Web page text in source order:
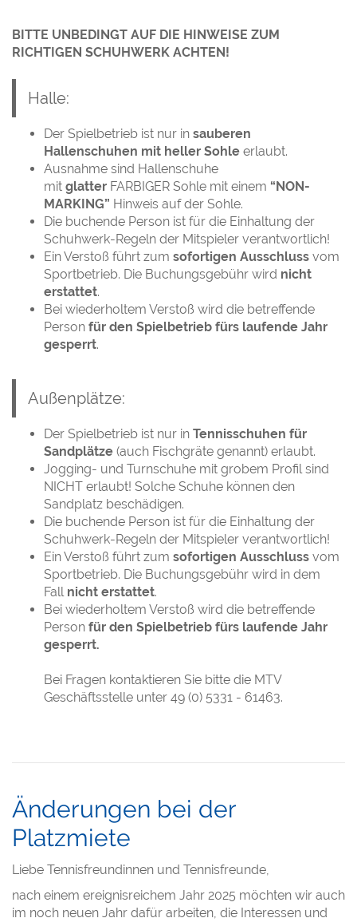
BITTE UNBEDINGT AUF DIE HINWEISE ZUM
RICHTIGEN SCHUHWERK ACHTEN!
Halle:
Der Spielbetrieb ist nur in sauberen
Hallenschuhen mit heller Sohle erlaubt.
Ausnahme sind Hallenschuhe
mit glatter FARBIGER Sohle mit einem “NON-
MARKING” Hinweis auf der Sohle.
Die buchende Person ist für die Einhaltung der
Schuhwerk-Regeln der Mitspieler verantwortlich!
Ein Verstoß führt zum sofortigen Ausschluss vom
Sportbetrieb. Die Buchungsgebühr wird nicht
erstattet.
Bei wiederholtem Verstoß wird die betreffende
Person für den Spielbetrieb fürs laufende Jahr
gesperrt.
Außenplätze:
Der Spielbetrieb ist nur in Tennisschuhen für
Sandplätze (auch Fischgräte genannt) erlaubt.
Jogging- und Turnschuhe mit grobem Profil sind
NICHT erlaubt! Solche Schuhe können den
Sandplatz beschädigen.
Die buchende Person ist für die Einhaltung der
Schuhwerk-Regeln der Mitspieler verantwortlich!
Ein Verstoß führt zum sofortigen Ausschluss vom
Sportbetrieb. Die Buchungsgebühr wird in dem
Fall nicht erstattet.
Bei wiederholtem Verstoß wird die betreffende
Person für den Spielbetrieb fürs laufende Jahr
gesperrt.
Bei Fragen kontaktieren Sie bitte die MTV
Geschäftsstelle unter 49 (0) 5331 - 61463.
Änderungen bei der
Platzmiete
Liebe Tennisfreundinnen und Tennisfreunde,
nach einem ereignisreichem Jahr 2025 möchten wir auch
im noch neuen Jahr dafür arbeiten, die Interessen und